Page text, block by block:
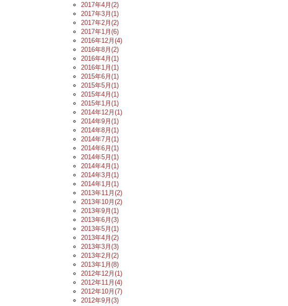
2017年4月(2)
2017年3月(1)
2017年2月(2)
2017年1月(6)
2016年12月(4)
2016年8月(2)
2016年4月(1)
2016年1月(1)
2015年6月(1)
2015年5月(1)
2015年4月(1)
2015年1月(1)
2014年12月(1)
2014年9月(1)
2014年8月(1)
2014年7月(1)
2014年6月(1)
2014年5月(1)
2014年4月(1)
2014年3月(1)
2014年1月(1)
2013年11月(2)
2013年10月(2)
2013年9月(1)
2013年6月(3)
2013年5月(1)
2013年4月(2)
2013年3月(3)
2013年2月(2)
2013年1月(8)
2012年12月(1)
2012年11月(4)
2012年10月(7)
2012年9月(3)